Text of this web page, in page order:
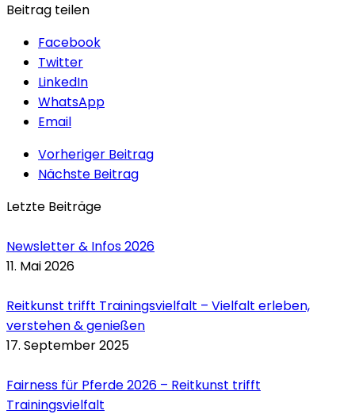
Beitrag teilen
Facebook
Twitter
LinkedIn
WhatsApp
Email
Vorheriger Beitrag
Nächste Beitrag
Letzte Beiträge
Newsletter & Infos 2026
11. Mai 2026
Reitkunst trifft Trainingsvielfalt – Vielfalt erleben,
verstehen & genießen
17. September 2025
Fairness für Pferde 2026 – Reitkunst trifft
Trainingsvielfalt